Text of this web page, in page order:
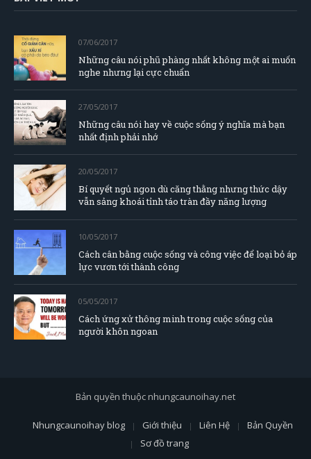
07/06/2017
Những câu nói phũ phàng nhất không một ai muốn
nghe nhưng lại cực chuẩn
27/05/2017
Những câu nói hay về cuộc sống ý nghĩa mà bạn
nhất định phải nhớ
20/05/2017
Bí quyết ngủ ngon dù căng thằng nhưng thức dậy
vẫn sảng khoái tỉnh táo tràn đầy năng lượng
10/05/2017
Cách cân bằng cuộc sống và công việc để loại bỏ áp
lực vươn tới thành công
05/05/2017
Cách ứng xử thông minh trong cuộc sống của
người khôn ngoan
Bản quyền thuộc nhungcaunoihay.net
Nhungcaunoihay blog Giới thiệu Liên Hệ
Bản Quyền
Sơ đồ trang